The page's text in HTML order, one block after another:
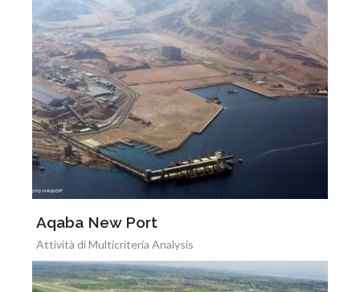
Aqaba New Port
Attività di Multicriteria Analysis